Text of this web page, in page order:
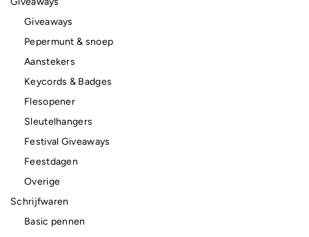
Giveaways
Pepermunt & snoep
Aanstekers
Keycords & Badges
Flesopener
Sleutelhangers
Festival Giveaways
Feestdagen
Overige
Schrijfwaren
Basic pennen